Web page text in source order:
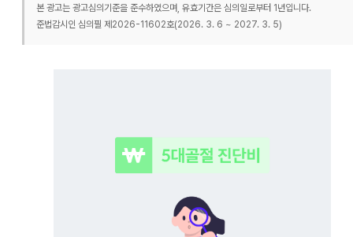
본 광고는 광고심의기준을 준수하였으며, 유효기간은 심의일로부터 1년입니다.
준법감시인 심의필 제2026-11602호(2026. 3. 6 ~ 2027. 3. 5)